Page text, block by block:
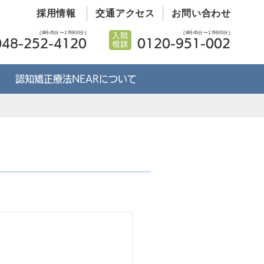
採用情報 交通アクセス お問い合わせ
(8時45分〜17時00分)
252-4120
(8時45分〜17時00分)
0120-951-002
認知矯正療法NEARについて